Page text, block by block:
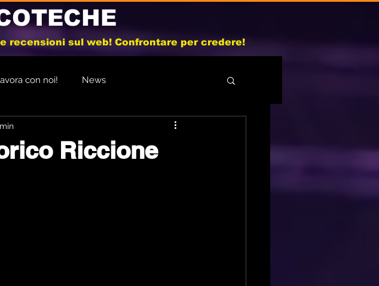
recensioni sul web! Confrontare per credere!
con noi! News
Riccione